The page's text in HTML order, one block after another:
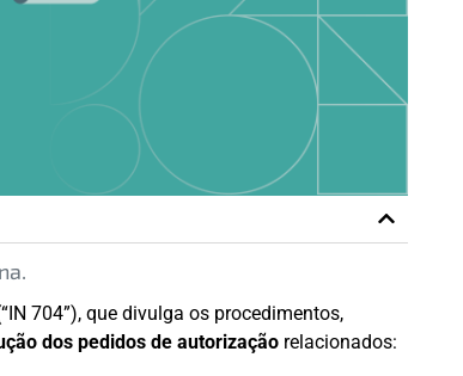
704”), que divulga os procedimentos,
dos pedidos de autorização relacionados: